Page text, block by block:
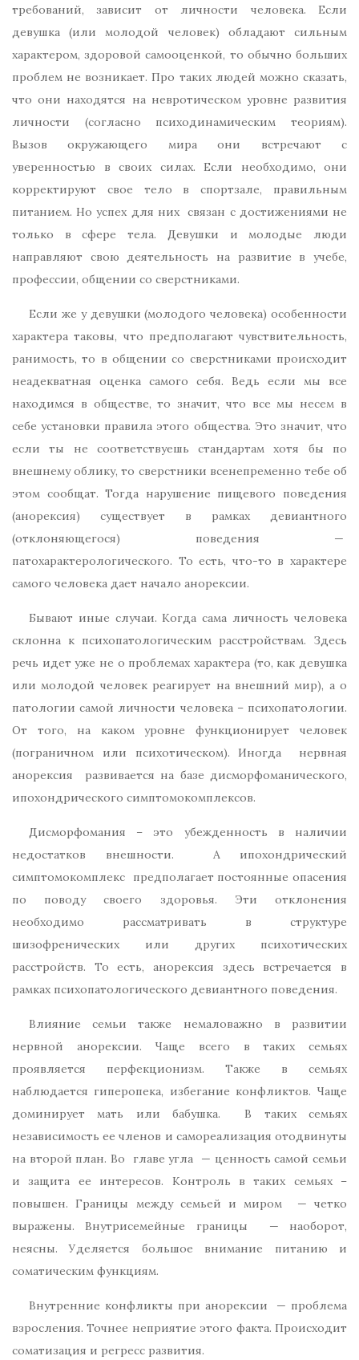
требований, зависит от личности человека. Если
девушка (или молодой человек) обладают сильным
характером, здоровой самооценкой, то обычно больших
проблем не возникает. Про таких людей можно сказать,
что они находятся на невротическом уровне развития
личности (согласно психодинамическим теориям).
Вызов окружающего мира они встречают с
уверенностью в своих силах. Если необходимо, они
корректируют свое тело в спортзале, правильным
питанием. Но успех для них связан с достижениями не
только в сфере тела. Девушки и молодые люди
направляют свою деятельность на развитие в учебе,
профессии, общении со сверстниками.
Если же у девушки (молодого человека) особенности
характера таковы, что предполагают чувствительность,
ранимость, то в общении со сверстниками происходит
неадекватная оценка самого себя. Ведь если мы все
находимся в обществе, то значит, что все мы несем в
себе установки правила этого общества. Это значит, что
если ты не соответствуешь стандартам хотя бы по
внешнему облику, то сверстники всенепременно тебе об
этом сообщат. Тогда нарушение пищевого поведения
(анорексия) существует в рамках девиантного
(отклоняющегося) поведения —
патохарактерологического. То есть, что-то в характере
самого человека дает начало анорексии.
Бывают иные случаи. Когда сама личность человека
склонна к психопатологическим расстройствам. Здесь
речь идет уже не о проблемах характера (то, как девушка
или молодой человек реагирует на внешний мир), а о
патологии самой личности человека – психопатологии.
От того, на каком уровне функционирует человек
(пограничном или психотическом). Иногда нервная
анорексия развивается на базе дисморфоманического,
ипохондрического симптомокомплексов.
Дисморфомания – это убежденность в наличии
недостатков внешности. А ипохондрический
симптомокомплекс предполагает постоянные опасения
по поводу своего здоровья. Эти отклонения
необходимо рассматривать в структуре
шизофренических или других психотических
расстройств. То есть, анорексия здесь встречается в
рамках психопатологического девиантного поведения.
Влияние семьи также немаловажно в развитии
нервной анорексии. Чаще всего в таких семьях
проявляется перфекционизм. Также в семьях
наблюдается гиперопека, избегание конфликтов. Чаще
доминирует мать или бабушка. В таких семьях
независимость ее членов и самореализация отодвинуты
на второй план. Во главе угла — ценность самой семьи
и защита ее интересов. Контроль в таких семьях –
повышен. Границы между семьей и миром — четко
выражены. Внутрисемейные границы — наоборот,
неясны. Уделяется большое внимание питанию и
соматическим функциям.
Внутренние конфликты при анорексии — проблема
взросления. Точнее неприятие этого факта. Происходит
соматизация и регресс развития.